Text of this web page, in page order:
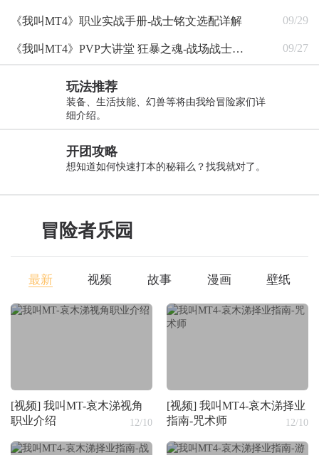
《我叫MT4》职业实战手册-战士铭文选配详解 09/29
《我叫MT4》PVP大讲堂 狂暴之魂-战场战士连招解说 09/27
玩法推荐
装备、生活技能、幻兽等将由我给冒险家们详
细介绍。
生活技能
[装备] 史诗级挑战《我叫MT4》
橙色传说武器制造流程
[装备]
《我叫MT4》职业实战手
册-宝石选配详解
《我叫MT4》高玩指南-完美装备解析篇
做最强的肉盾 《我叫MT4》战士装备淬炼属性选择推荐 09/13
开团攻略
想知道如何快速打本的秘籍么？找我就对了。
12/27
《我叫MT4》70级精英灵魂沙洲老一沙虫欧肯难点解析 12/27
《我叫MT4》 新本版冰雪节活动玩法介绍 12/27
冒险者乐园
最新 视频 故事 漫画 壁纸
[视频] 我叫MT-哀木涕视角
职业介绍
12/10
[视频] 我叫MT4-哀木涕择业
指南-咒术师
12/10